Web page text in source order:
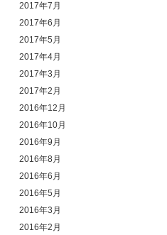
2017年7月
2017年6月
2017年5月
2017年4月
2017年3月
2017年2月
2016年12月
2016年10月
2016年9月
2016年8月
2016年6月
2016年5月
2016年3月
2016年2月